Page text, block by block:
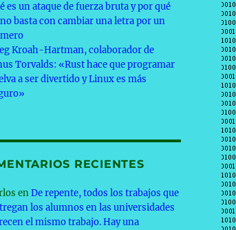
es un ataque de fuerza bruta y por qué
basta con cambiar una letra por un
Kroah-Hartman, colaborador de
Torvalds: «Rust hace que programar
a ser divertido y Linux es más
RECIENTES
enDe repente, todos los trabajos que
los alumnos en las universidades
el mismo trabajo. Hay una